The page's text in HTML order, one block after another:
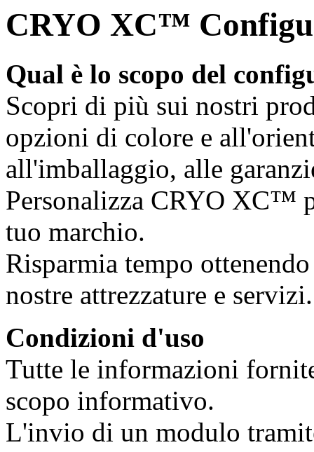
CRYO XC™
Qual è lo scopo del
Scopri di più sui nostri
opzioni di colore e
all'imballaggio, alle
Personalizza CRYO XC™
tuo marchio.
Risparmia tempo
nostre attrezzature e servizi.
Condizioni d'uso
Tutte le informazioni
scopo informativo.
L'invio di un modulo